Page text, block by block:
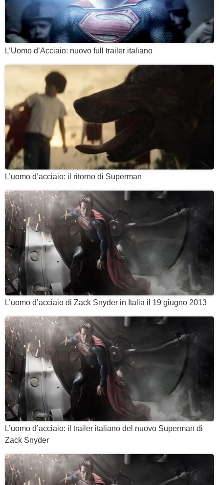
L’Uomo d’Acciaio: nuovo full trailer italiano
L’uomo d’acciaio: il ritorno di Superman
L’uomo d’acciaio di Zack Snyder in Italia il 19 giugno 2013
L’uomo d’acciaio: il trailer italiano del nuovo Superman di
Zack Snyder